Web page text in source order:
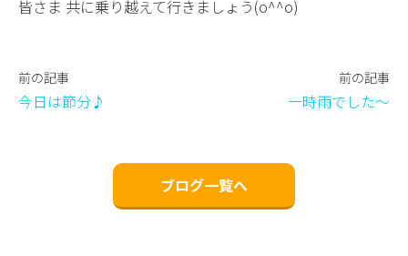
皆さま 共に乗り越えて行きましょう(o^^o)
前の記事
今日は節分♪
前の記事
一時雨でした〜
ブログ一覧へ